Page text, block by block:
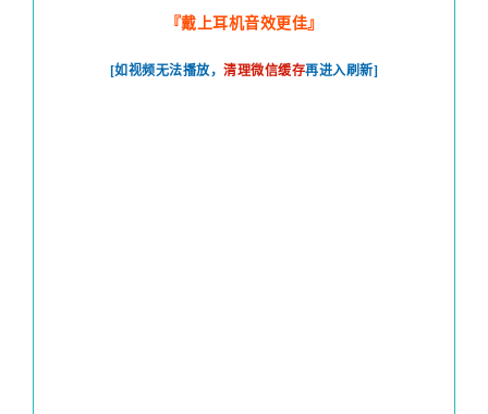
『戴上耳机音效更佳』
[如视频无法播放，清理微信缓存再进入刷新]